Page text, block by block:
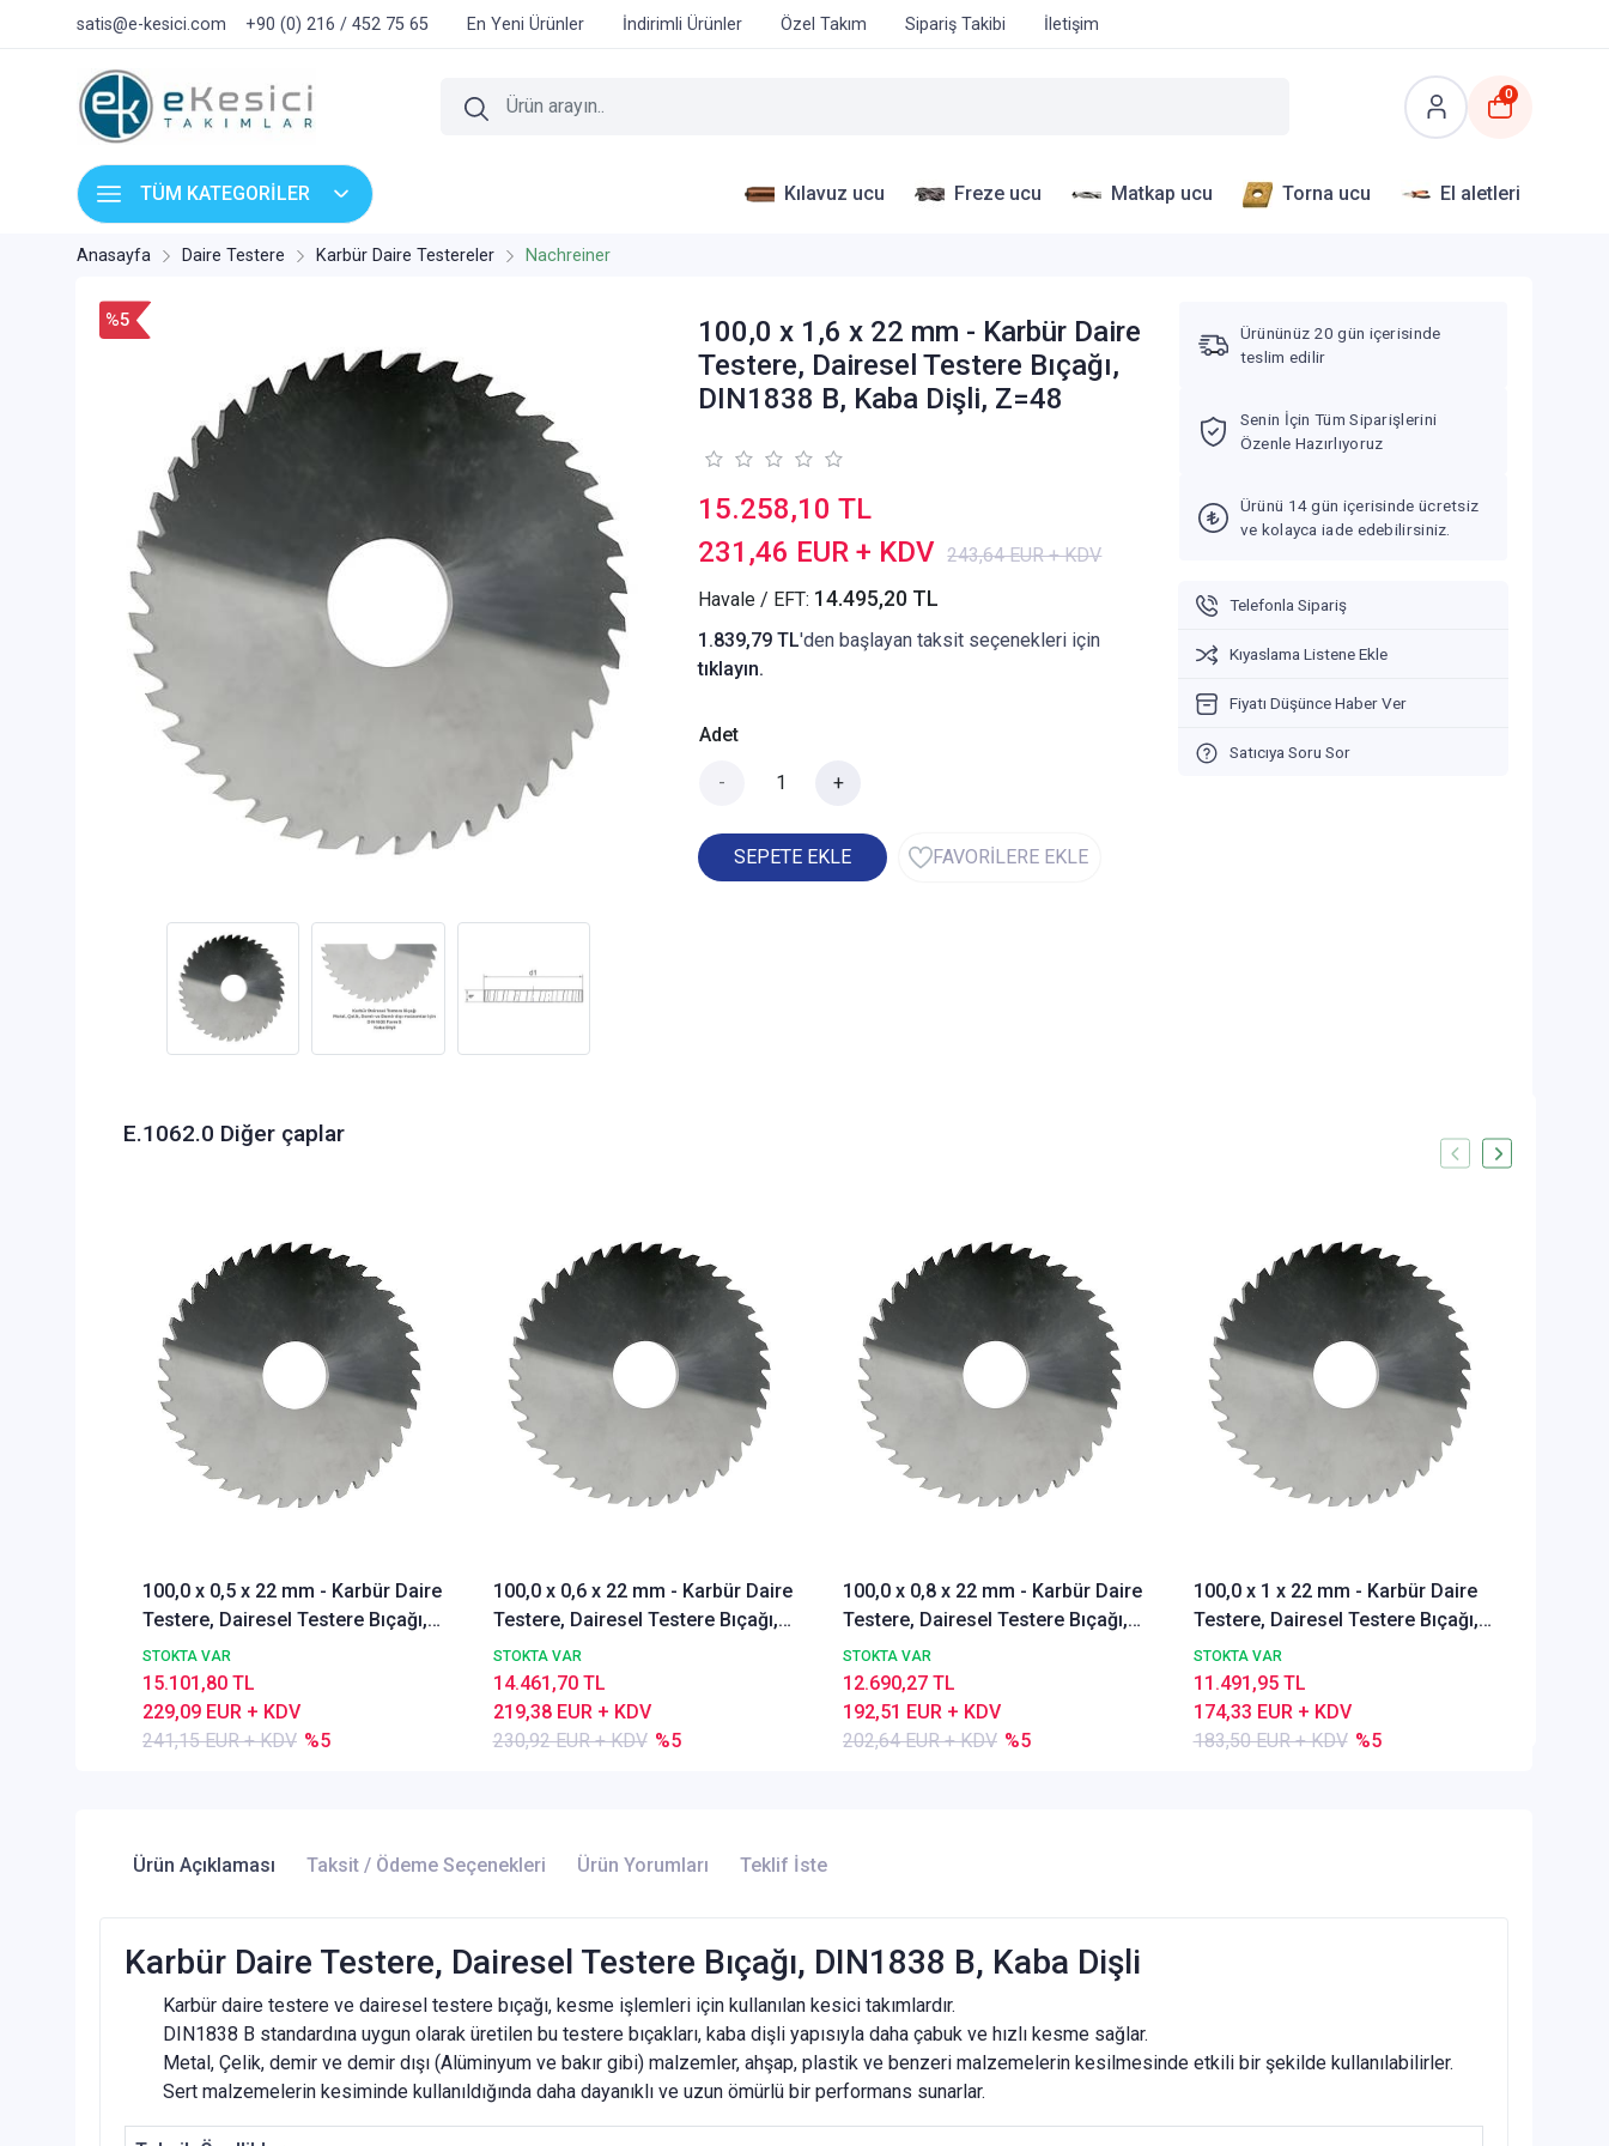
satis@e-kesici.com +90 (0) 216 / 452 75 65 En Yeni Ürünler İndirimli Ürünler Özel Takım Sipariş Takibi İletişim
0
TÜM KATEGORİLER Kılavuz ucu Freze ucu Matkap ucu Torna ucu El aletleri
Anasayfa Daire Testere Karbür Daire Testereler Nachreiner
%5
E.1062.0 Diğer çaplar
100,0 x 0,5 x 22 mm - Karbür Daire
Testere, Dairesel Testere Bıçağı,
DIN1838 B, Kaba Dişli, Z=80
STOKTA VAR
241,15 EUR + KDV %5
229,09 EUR + KDV
15.101,80 TL
100,0 x 0,6 x 22 mm - Karbür Daire
Testere, Dairesel Testere Bıçağı,
DIN1838 B, Kaba Dişli, Z=80
STOKTA VAR
230,92 EUR + KDV %5
219,38 EUR + KDV
14.461,70 TL
100,0 x 0,8 x 22 mm - Karbür Daire
Testere, Dairesel Testere Bıçağı,
DIN1838 B, Kaba Dişli, Z=64
STOKTA VAR
202,64 EUR + KDV %5
192,51 EUR + KDV
12.690,27 TL
100,0 x 1 x 22 mm - Karbür Daire
Testere, Dairesel Testere Bıçağı,
DIN1838 B, Kaba Dişli, Z=64
STOKTA VAR
183,50 EUR + KDV %5
174,33 EUR + KDV
11.491,95 TL
100,0 x 1,6 x 22 mm - Karbür Daire
Testere, Dairesel Testere Bıçağı,
DIN1838 B, Kaba Dişli, Z=48
15.258,10 TL
231,46 EUR + KDV 243,64 EUR + KDV
Havale / EFT: 14.495,20 TL
1.839,79 TL'den başlayan taksit seçenekleri için
tıklayın.
Adet
- +
SEPETE EKLE FAVORİLERE EKLE
Ürününüz 20 gün içerisinde
teslim edilir
Senin İçin Tüm Siparişlerini
Özenle Hazırlıyoruz
Ürünü 14 gün içerisinde ücretsiz
ve kolayca iade edebilirsiniz.
Telefonla Sipariş
Kıyaslama Listene Ekle
Fiyatı Düşünce Haber Ver
Satıcıya Soru Sor
Ürün Açıklaması Taksit / Ödeme Seçenekleri Ürün Yorumları Teklif İste
Karbür Daire Testere, Dairesel Testere Bıçağı, DIN1838 B, Kaba Dişli
Karbür daire testere ve dairesel testere bıçağı, kesme işlemleri için kullanılan kesici takımlardır.
DIN1838 B standardına uygun olarak üretilen bu testere bıçakları, kaba dişli yapısıyla daha çabuk ve hızlı kesme sağlar.
Metal, Çelik, demir ve demir dışı (Alüminyum ve bakır gibi) malzemler, ahşap, plastik ve benzeri malzemelerin kesilmesinde etkili bir şekilde kullanılabilirler.
Sert malzemelerin kesiminde kullanıldığında daha dayanıklı ve uzun ömürlü bir performans sunarlar.